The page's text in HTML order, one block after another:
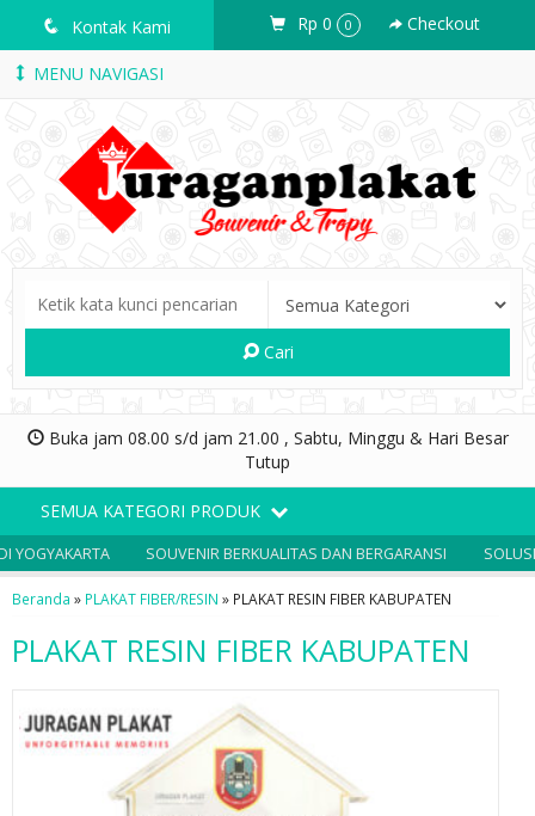
q Kontak Kami Rp 0 0 Checkout
MENU NAVIGASI
Cari
Buka jam 08.00 s/d jam 21.00 , Sabtu, Minggu & Hari Besar
Tutup
SEMUA KATEGORI PRODUK
SOUVENIR BERKUALITAS DAN BERGARANSI SOLUSI
Beranda » PLAKAT FIBER/RESIN » PLAKAT RESIN FIBER KABUPATEN
PLAKAT RESIN FIBER KABUPATEN